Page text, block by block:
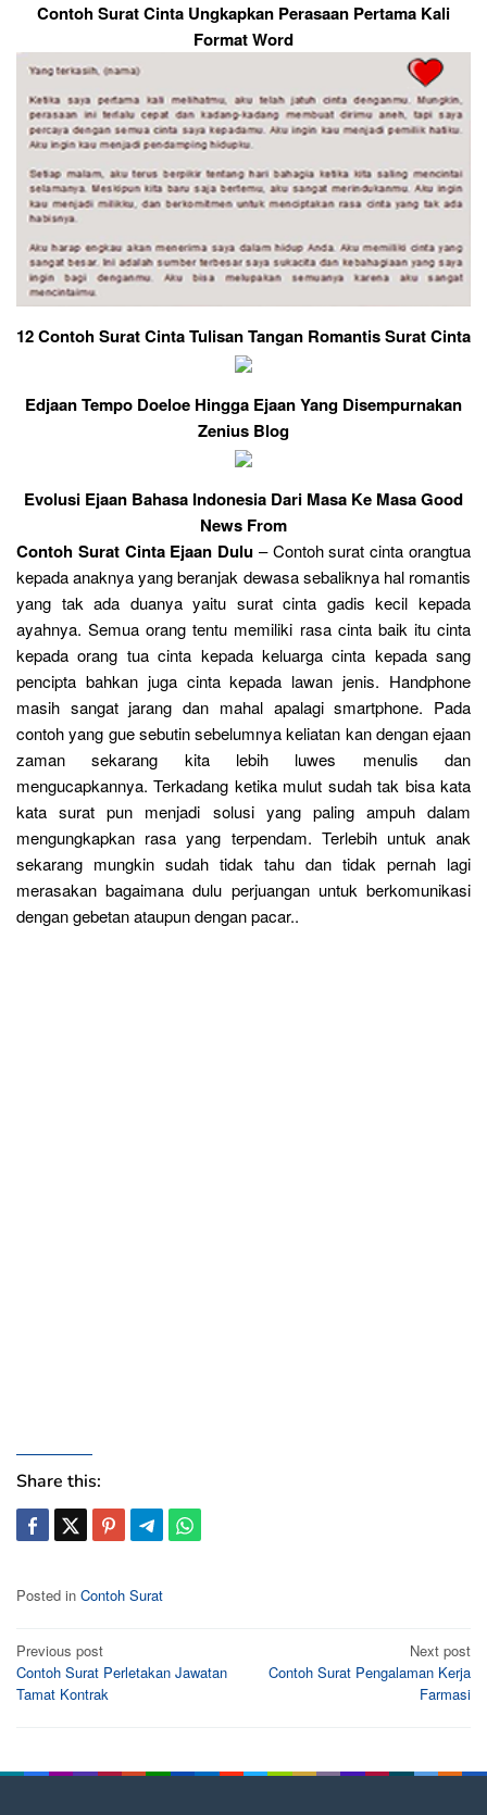
Contoh Surat Cinta Ungkapkan Perasaan Pertama Kali
Format Word
12 Contoh Surat Cinta Tulisan Tangan Romantis Surat Cinta
Edjaan Tempo Doeloe Hingga Ejaan Yang Disempurnakan
Zenius Blog
Evolusi Ejaan Bahasa Indonesia Dari Masa Ke Masa Good
News From
Contoh Surat Cinta Ejaan Dulu – Contoh surat cinta orangtua
kepada anaknya yang beranjak dewasa sebaliknya hal romantis
yang tak ada duanya yaitu surat cinta gadis kecil kepada
ayahnya. Semua orang tentu memiliki rasa cinta baik itu cinta
kepada orang tua cinta kepada keluarga cinta kepada sang
pencipta bahkan juga cinta kepada lawan jenis. Handphone
masih sangat jarang dan mahal apalagi smartphone. Pada
contoh yang gue sebutin sebelumnya keliatan kan dengan ejaan
zaman sekarang kita lebih luwes menulis dan
mengucapkannya. Terkadang ketika mulut sudah tak bisa kata
kata surat pun menjadi solusi yang paling ampuh dalam
mengungkapkan rasa yang terpendam. Terlebih untuk anak
sekarang mungkin sudah tidak tahu dan tidak pernah lagi
merasakan bagaimana dulu perjuangan untuk berkomunikasi
dengan gebetan ataupun dengan pacar..
Share this:
Posted in Contoh Surat
Post
navigation
Previous post
Contoh Surat Perletakan Jawatan
Tamat Kontrak
Next post
Contoh Surat Pengalaman Kerja
Farmasi